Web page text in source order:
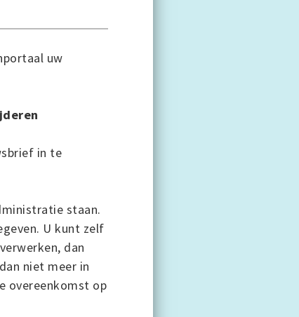
uw
in te
staan.
U kunt zelf
dan
niet meer in
overeenkomst op